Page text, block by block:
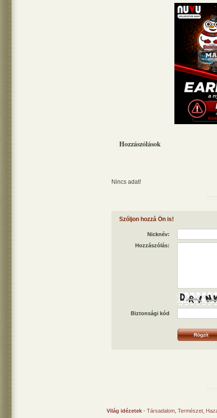
Hozzászólások
Nincs adat!
Szóljon hozzá Ön is!
Nicknév:
Hozzászólás:
Biztonsági kód
Világ idézetek - Társadalom Természet